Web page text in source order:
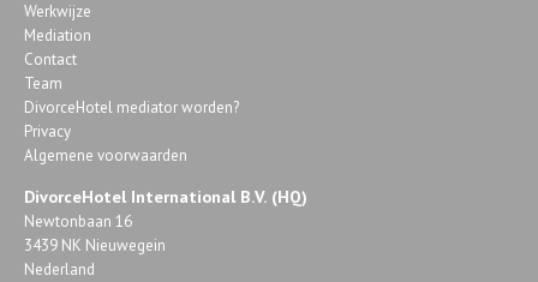
Werkwijze
Mediation
Contact
Team
DivorceHotel mediator worden?
Privacy
Algemene voorwaarden
DivorceHotel International B.V. (HQ)
Newtonbaan 16
3439 NK Nieuwegein
Nederland